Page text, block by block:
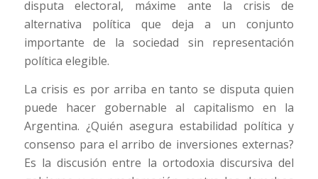
disputa electoral, máxime ante la crisis de
alternativa política que deja a un conjunto
importante de la sociedad sin representación
política elegible.
La crisis es por arriba en tanto se disputa quien
puede hacer gobernable al capitalismo en la
Argentina. ¿Quién asegura estabilidad política y
consenso para el arribo de inversiones externas?
Es la discusión entre la ortodoxia discursiva del